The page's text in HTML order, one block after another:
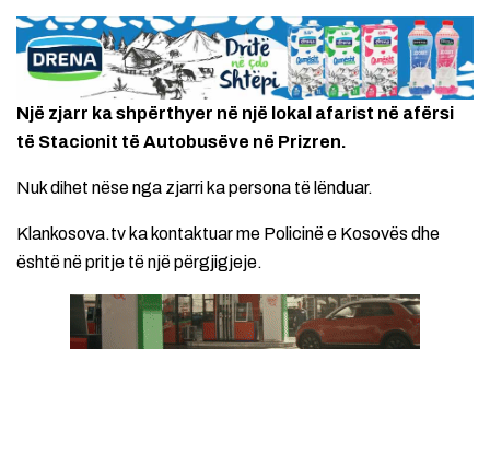
Një zjarr ka shpërthyer në një lokal afarist në afërsi
të Stacionit të Autobusëve në Prizren.
Nuk dihet nëse nga zjarri ka persona të lënduar.
Klankosova.tv ka kontaktuar me Policinë e Kosovës dhe
është në pritje të një përgjigjeje.